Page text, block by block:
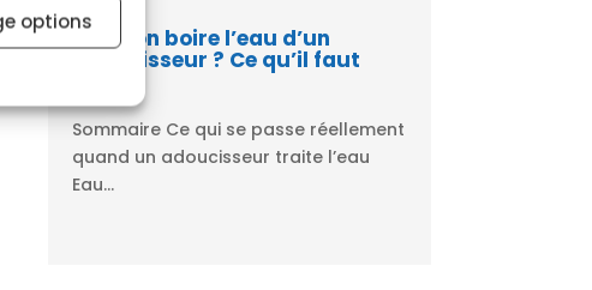
options
Peut-on boire l’eau d’un
adoucisseur ? Ce qu’il faut
Sommaire Ce qui se passe réellement
quand un adoucisseur traite l’eau
Eau...